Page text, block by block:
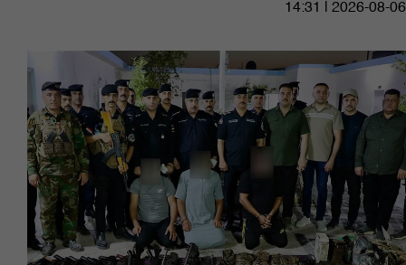
14:31 | 2026-08-06